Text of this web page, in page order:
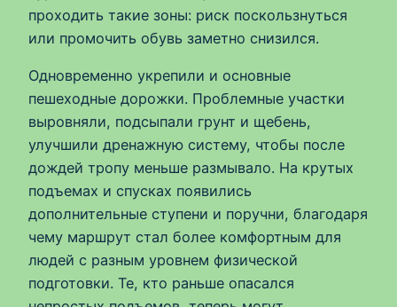
проходить такие зоны: риск поскользнуться
или промочить обувь заметно снизился.
Одновременно укрепили и основные
пешеходные дорожки. Проблемные участки
выровняли, подсыпали грунт и щебень,
улучшили дренажную систему, чтобы после
дождей тропу меньше размывало. На крутых
подъемах и спусках появились
дополнительные ступени и поручни, благодаря
чему маршрут стал более комфортным для
людей с разным уровнем физической
подготовки. Те, кто раньше опасался